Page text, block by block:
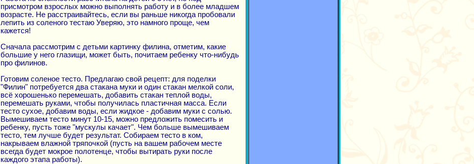
присмотром взрослых можно выполнять работу и в более младшем
возрасте. Не расстраивайтесь, если вы раньше никогда пробовали
лепить из соленого тестаю Уверяю, это намного проще, чем
кажется!
Сначала рассмотрим с детьми картинку филина, отметим, какие
большие у него глазищи, может быть, почитаем ребенку что-нибудь
про филинов.
Готовим соленое тесто. Предлагаю свой рецепт: для поделки
"Филин" потребуется два стакана муки и один стакан мелкой соли,
всё хорошенько перемешать, добавить стакан теплой воды,
перемешать руками, чтобы получилась пластичная масса. Если
тесто сухое, добавим воды, если жидкое - добавим муки с солью.
Вымешиваем тесто минут 10-15, можно предложить помесить и
ребенку, пусть тоже "мускулы качает". Чем больше вымешиваем
тесто, тем лучше будет результат. Собираем тесто в ком,
накрываем влажной тряпочкой (пусть на вашем рабочем месте
всегда будет мокрое полотенце, чтобы вытирать руки после
каждого этапа работы).